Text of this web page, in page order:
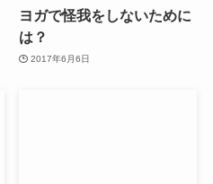
ヨガで怪我をしないために
は？
2017年6月6日